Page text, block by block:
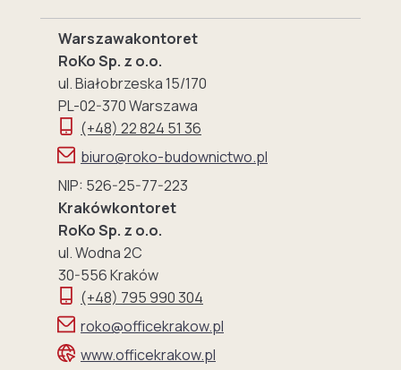
Warszawakontoret
RoKo Sp. z o.o.
ul. Białobrzeska 15/170
PL-02-370 Warszawa
(+48) 22 824 51 36
biuro@roko-budownictwo.pl
NIP: 526-25-77-223
Krakówkontoret
RoKo Sp. z o.o.
ul. Wodna 2C
30-556 Kraków
(+48) 795 990 304
roko@officekrakow.pl
www.officekrakow.pl